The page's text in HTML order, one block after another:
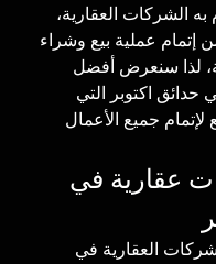
به الشركات العقارية،
إتمام عملية بيع وشراء
لذا سنعرض أفضل
اكتوبر التي
جميع الأعمال
عقارية في
العقارية في